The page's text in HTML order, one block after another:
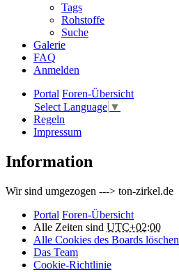
Tags
Rohstoffe
Suche
Galerie
FAQ
Anmelden
Portal Foren-Übersicht
Select Language ▼
Regeln
Impressum
Information
Wir sind umgezogen ---> ton-zirkel.de
Portal Foren-Übersicht
Alle Zeiten sind UTC+02:00
Alle Cookies des Boards löschen
Das Team
Cookie-Richtlinie